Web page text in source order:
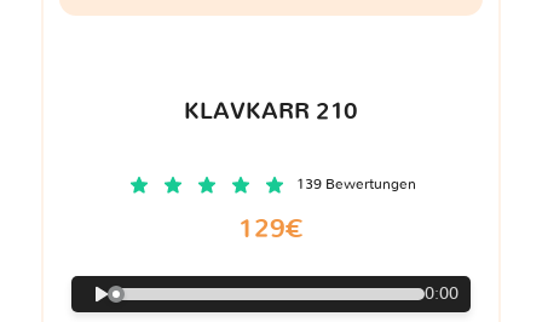
KLAVKARR 210
139 Bewertungen
129€
0:00